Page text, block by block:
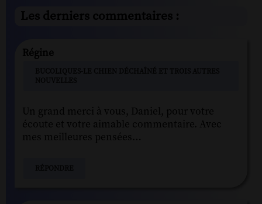
Les derniers commentaires :
Régine
Un grand merci à vous, Daniel, pour votre
écoute et votre aimable commentaire. Avec
mes meilleures pensées…